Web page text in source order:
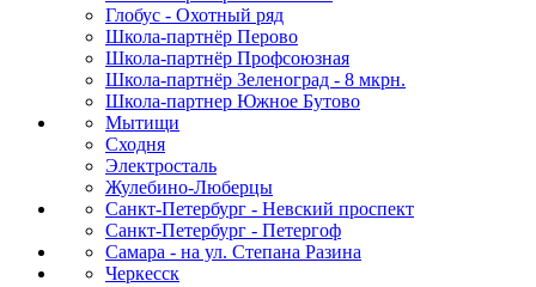
Глобус - Охотный ряд
Школа-партнёр Перово
Школа-партнёр Профсоюзная
Школа-партнёр Зеленоград - 8 мкрн.
Школа-партнер Южное Бутово
Мытищи
Сходня
Электросталь
Жулебино-Люберцы
Санкт-Петербург - Невский проспект
Санкт-Петербург - Петергоф
Самара - на ул. Степана Разина
Черкесск